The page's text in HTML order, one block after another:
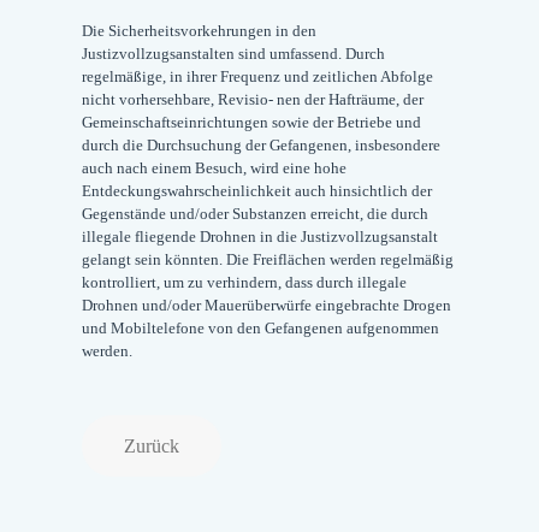
Die Sicherheitsvorkehrungen in den
Justizvollzugsanstalten sind umfassend. Durch
regelmäßige, in ihrer Frequenz und zeitlichen Abfolge
nicht vorhersehbare, Revisio- nen der Hafträume, der
Gemeinschaftseinrichtungen sowie der Betriebe und
durch die Durchsuchung der Gefangenen, insbesondere
auch nach einem Besuch, wird eine hohe
Entdeckungswahrscheinlichkeit auch hinsichtlich der
Gegenstände und/oder Substanzen erreicht, die durch
illegale fliegende Drohnen in die Justizvollzugsanstalt
gelangt sein könnten. Die Freiflächen werden regelmäßig
kontrolliert, um zu verhindern, dass durch illegale
Drohnen und/oder Mauerüberwürfe eingebrachte Drogen
und Mobiltelefone von den Gefangenen aufgenommen
werden.
Zurück